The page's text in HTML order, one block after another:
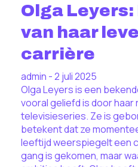
Olga
van haar
carrière
admin - 2 juli 2025
Olga Leyers is een
vooral geliefd is door haar
televisieseries. Ze is
betekent dat ze
leeftijd weerspiegelt een
gang is gekomen, maar